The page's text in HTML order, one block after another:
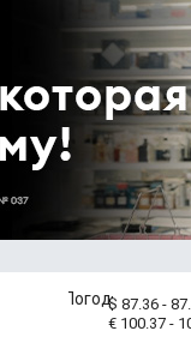
$ 87.36 -
€ 100.37 -